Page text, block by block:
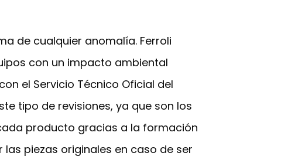
de cualquier anomalía. Ferroli
con un impacto ambiental
el Servicio Técnico Oficial del
tipo de revisiones, ya que son los
producto gracias a la formación
piezas originales en caso de ser